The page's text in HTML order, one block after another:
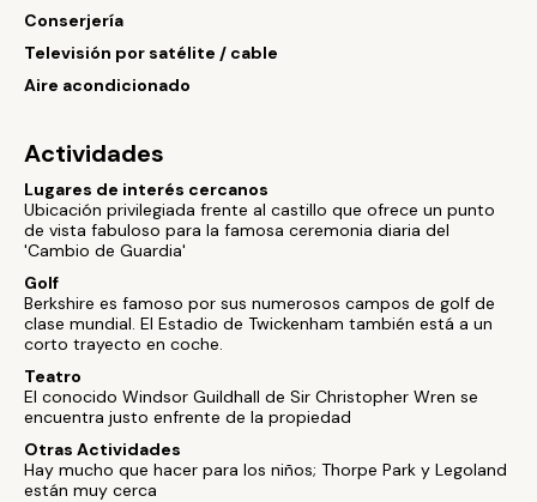
Conserjería
Televisión por satélite / cable
Aire acondicionado
Actividades
Lugares de interés cercanos
Ubicación privilegiada frente al castillo que ofrece un punto
de vista fabuloso para la famosa ceremonia diaria del
'Cambio de Guardia'
Golf
Berkshire es famoso por sus numerosos campos de golf de
clase mundial. El Estadio de Twickenham también está a un
corto trayecto en coche.
Teatro
El conocido Windsor Guildhall de Sir Christopher Wren se
encuentra justo enfrente de la propiedad
Otras Actividades
Hay mucho que hacer para los niños; Thorpe Park y Legoland
están muy cerca